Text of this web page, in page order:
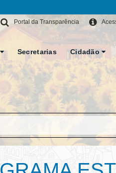
Portal da Transparência
Secretarias Cidadão